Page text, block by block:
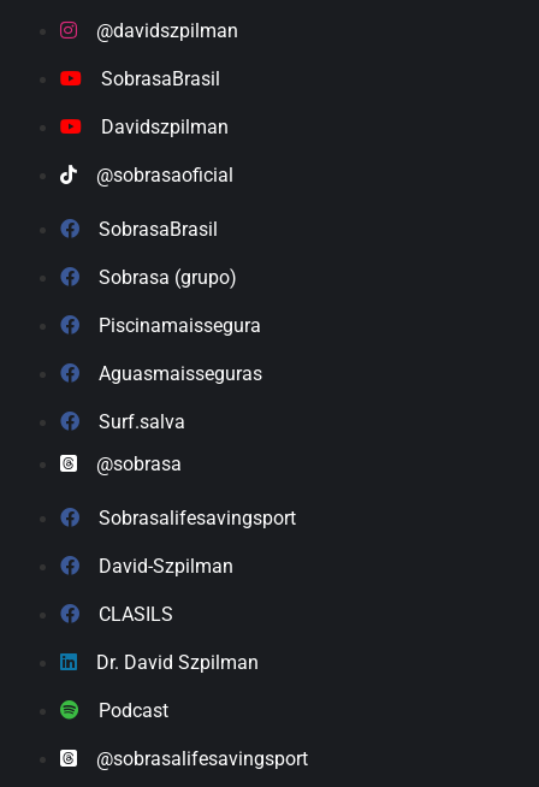
@davidszpilman
SobrasaBrasil
Davidszpilman
@sobrasaoficial
SobrasaBrasil
Sobrasa (grupo)
Piscinamaissegura
Aguasmaisseguras
Surf.salva
@sobrasa
Sobrasalifesavingsport
David-Szpilman
CLASILS
Dr. David Szpilman
Podcast
@sobrasalifesavingsport